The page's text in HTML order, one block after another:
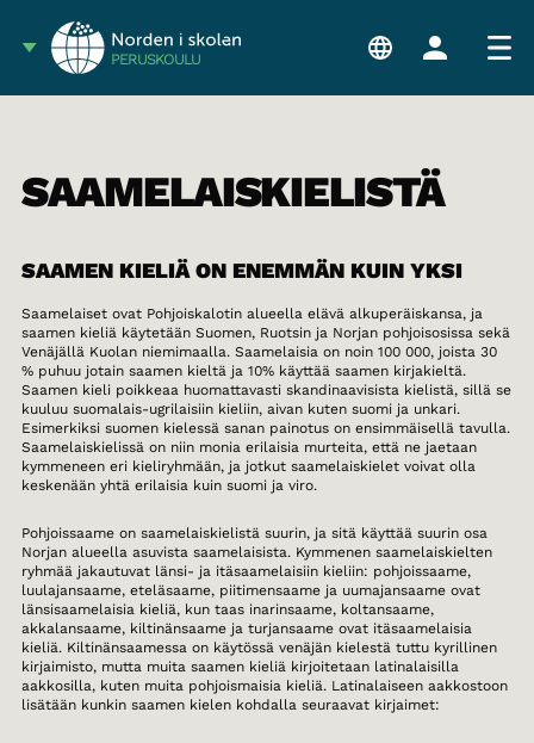
PERUSKOULU
SAAMELAISKIELISTÄ
SAAMEN KIELIÄ ON ENEMMÄN KUIN YKSI
Saamelaiset ovat Pohjoiskalotin alueella elävä alkuperäiskansa, ja
saamen kieliä käytetään Suomen, Ruotsin ja Norjan pohjoisosissa sekä
Venäjällä Kuolan niemimaalla. Saamelaisia on noin 100 000, joista 30
% puhuu jotain saamen kieltä ja 10% käyttää saamen kirjakieltä.
Saamen kieli poikkeaa huomattavasti skandinaavisista kielistä, sillä se
kuuluu suomalais-ugrilaisiin kieliin, aivan kuten suomi ja unkari.
Esimerkiksi suomen kielessä sanan painotus on ensimmäisellä tavulla.
Saamelaiskielissä on niin monia erilaisia murteita, että ne jaetaan
kymmeneen eri kieliryhmään, ja jotkut saamelaiskielet voivat olla
keskenään yhtä erilaisia kuin suomi ja viro.
Pohjoissaame on saamelaiskielistä suurin, ja sitä käyttää suurin osa
Norjan alueella asuvista saamelaisista. Kymmenen saamelaiskielten
ryhmää jakautuvat länsi- ja itäsaamelaisiin kieliin: pohjoissaame,
luulajansaame, eteläsaame, piitimensaame ja uumajansaame ovat
länsisaamelaisia kieliä, kun taas inarinsaame, koltansaame,
akkalansaame, kiltinänsaame ja turjansaame ovat itäsaamelaisia
kieliä. Kiltinänsaamessa on käytössä venäjän kielestä tuttu kyrillinen
kirjaimisto, mutta muita saamen kieliä kirjoitetaan latinalaisilla
aakkosilla, kuten muita pohjoismaisia kieliä. Latinalaiseen aakkostoon
lisätään kunkin saamen kielen kohdalla seuraavat kirjaimet: